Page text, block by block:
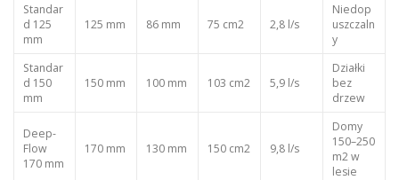
Standar
d 125
mm
125 mm 86 mm 75 cm2 2,8 l/s
Niedop
uszczaln
y
Standar
d 150
mm
150 mm 100 mm 103 cm2 5,9 l/s
Działki
bez
drzew
Deep-
Flow
170 mm
170 mm 130 mm 150 cm2 9,8 l/s
Domy
150–250
m2 w
lesie